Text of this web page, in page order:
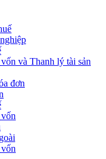
và Thanh lý tài sản
đơn